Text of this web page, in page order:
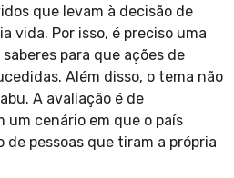
que levam à decisão de
vida. Por isso, é preciso uma
para que ações de
Além disso, o tema não
A avaliação é de
um cenário em que o país
pessoas que tiram a própria